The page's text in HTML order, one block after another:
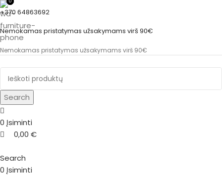
+370 64863692
Nemokamas pristatymas užsakymams virš 90€
Nemokamas pristatymas užsakymams virš 90€
Search
0 Įsiminti
0,00 €
Search
0 Įsiminti